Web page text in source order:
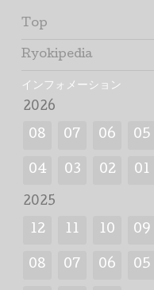
Top
Ryokipedia
インフォメーション
2026
08 07 06 05
04 03 02 01
2025
12 11 10 09
08 07 06 05